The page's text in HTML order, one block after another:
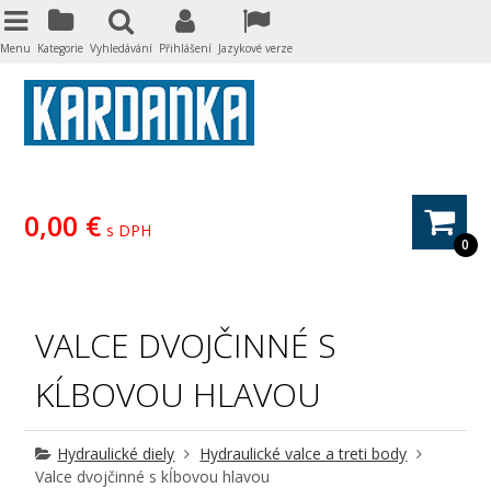
0
0,00 € s DPH
VALCE DVOJČINNÉ S
KĹBOVOU HLAVOU
Hydraulické diely
Hydraulické valce a treti body
Valce dvojčinné s kĺbovou hlavou
Menu Kategorie Vyhledávání Přihlášení Jazykové verze